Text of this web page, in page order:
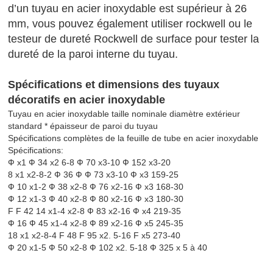
d’un tuyau en acier inoxydable est supérieur à 26
mm, vous pouvez également utiliser rockwell ou le
testeur de dureté Rockwell de surface pour tester la
dureté de la paroi interne du tuyau.
Spécifications et dimensions des tuyaux
décoratifs en acier inoxydable
Tuyau en acier inoxydable taille nominale diamètre extérieur
standard * épaisseur de paroi du tuyau
Spécifications complètes de la feuille de tube en acier inoxydable
Spécifications:
Ф x1 Ф 34 x2 6-8 Ф 70 x3-10 Ф 152 x3-20
8 x1 x2-8-2 Ф 36 Ф Ф 73 x3-10 Ф x3 159-25
Ф 10 x1-2 Ф 38 x2-8 Ф 76 x2-16 Ф x3 168-30
Ф 12 x1-3 Ф 40 x2-8 Ф 80 x2-16 Ф x3 180-30
F F 42 14 x1-4 x2-8 Ф 83 x2-16 Ф x4 219-35
Ф 16 Ф 45 x1-4 x2-8 Ф 89 x2-16 Ф x5 245-35
18 x1 x2-8-4 F 48 F 95 x2. 5-16 F x5 273-40
Ф 20 x1-5 Ф 50 x2-8 Ф 102 x2. 5-18 Ф 325 x 5 à 40